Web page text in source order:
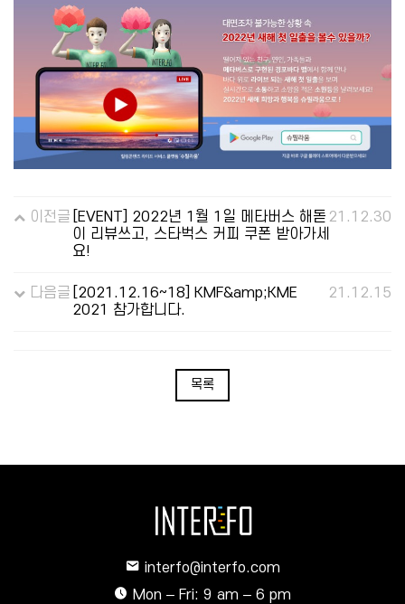
이전글
[EVENT] 2022년 1월 1일 메타버스 해돋
이 리뷰쓰고, 스타벅스 커피 쿠폰 받아가세
요!
21.12.30
다음글 [2021.12.16~18] KMF&amp;KME
2021 참가합니다.
21.12.15
목록
interfo@interfo.com
Mon – Fri: 9 am – 6 pm